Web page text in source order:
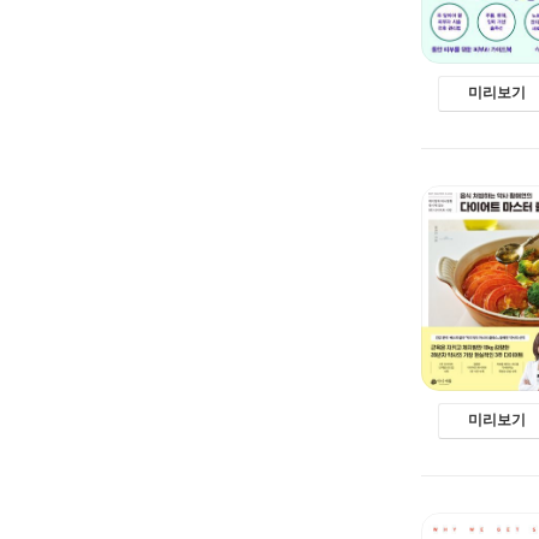
미리보기
미리보기